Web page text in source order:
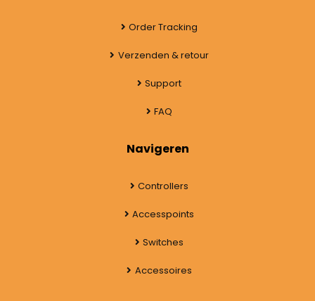
Order Tracking
Verzenden & retour
Support
FAQ
Navigeren
Controllers
Accesspoints
Switches
Accessoires